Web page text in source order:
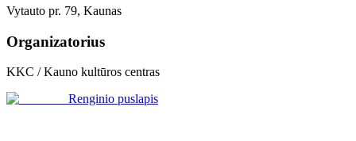
Vytauto pr. 79, Kaunas
Organizatorius
KKC / Kauno kultūros centras
Renginio puslapis